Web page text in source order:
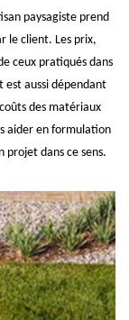
paysagiste prend
le client. Les prix,
ceux pratiqués dans
est aussi dépendant
des matériaux
aider en formulation
projet dans ce sens.